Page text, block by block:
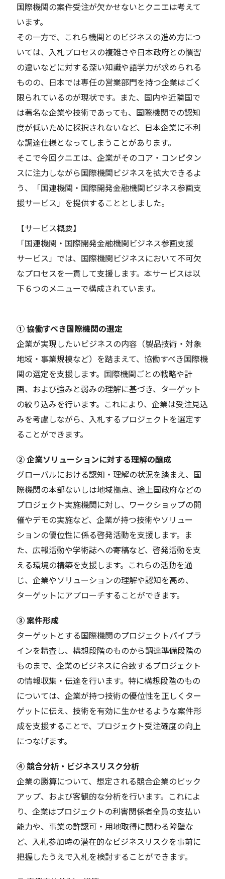
国際機関の案件受注が欠かせないとクニエは考えて
います。
その一方で、これら機関とのビジネスの進め方につ
いては、入札プロセスの複雑さや日本政府との慣習
の違いなどに対する深い知識や語学力が求められる
ものの、日本では専任の営業部門を持つ企業はごく
限られているのが現状です。また、国内や近隣国で
は著名な企業や技術であっても、国際機関での認知
度が低いために採択されないなど、日本企業に不利
な調達仕様となってしまうことがあります。
そこで今回クニエは、企業がそのコア・コンピタン
スに注力しながら国際機関ビジネスを拡大できるよ
う、「国連機関・国際開発金融機関ビジネス参画支
援サービス」を提供することとしました。
【サービス概要】
「国連機関・国際開発金融機関ビジネス参画支援
サービス」では、国際機関ビジネスにおいて不可欠
なプロセスを一貫して支援します。本サービスは以
下６つのメニューで構成されています。
① 協働すべき国際機関の選定
企業が実現したいビジネスの内容（製品技術・対象
地域・事業規模など）を踏まえて、協働すべき国際機
関の選定を支援します。国際機関ごとの戦略や計
画、および強みと弱みの理解に基づき、ターゲット
の絞り込みを行います。これにより、企業は受注見込
みを考慮しながら、入札するプロジェクトを選定す
ることができます。
② 企業ソリューションに対する理解の醸成
グローバルにおける認知・理解の状況を踏まえ、国
際機関の本部ないしは地域拠点、途上国政府などの
プロジェクト実施機関に対し、ワークショップの開
催やデモの実施など、企業が持つ技術やソリュー
ションの優位性に係る啓発活動を支援します。ま
た、広報活動や学術誌への寄稿など、啓発活動を支
える環境の構築を支援します。これらの活動を通
じ、企業やソリューションの理解や認知を高め、
ターゲットにアプローチすることができます。
③ 案件形成
ターゲットとする国際機関のプロジェクトパイプラ
インを精査し、構想段階のものから調達準備段階の
ものまで、企業のビジネスに合致するプロジェクト
の情報収集・伝達を行います。特に構想段階のもの
については、企業が持つ技術の優位性を正しくター
ゲットに伝え、技術を有効に生かせるような案件形
成を支援することで、プロジェクト受注確度の向上
につなげます。
④ 競合分析・ビジネスリスク分析
企業の勝算について、想定される競合企業のピック
アップ、および客観的な分析を行います。これによ
り、企業はプロジェクトの利害関係者全員の支払い
能力や、事業の許認可・用地取得に関わる障壁な
ど、入札参加時の潜在的なビジネスリスクを事前に
把握したうえで入札を検討することができます。